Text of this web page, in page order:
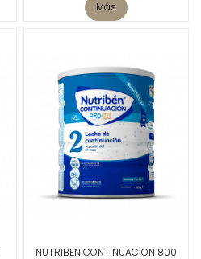
Más
NUTRIBEN CONTINUACION 800